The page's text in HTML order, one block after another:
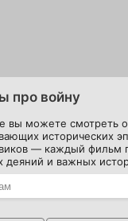
про войну
вы можете смотреть
исторических
— каждый фильм
деяний и важных